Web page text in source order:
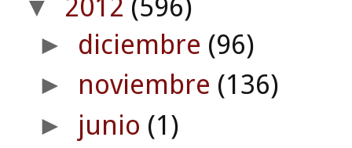
▼ 2012 (596)
► diciembre (96)
► noviembre (136)
► junio (1)